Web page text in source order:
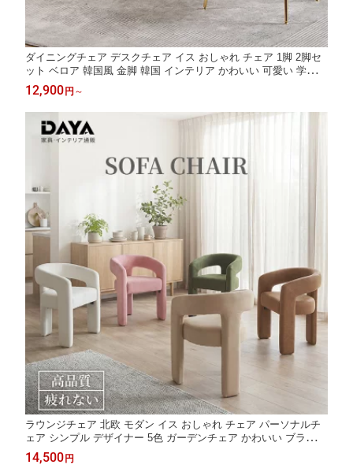
ダイニングチェア デスクチェア イス おしゃれ チェア 1脚 2脚セ
ット ベロア 韓国風 金脚 韓国 インテリア かわいい 可愛い 学習イ
ス 学習 椅子 北欧 疲れない 疲れにくい 低反発 子供 シェル ピン
ク Dayalane
12,900 円 ～
ラウンジチェア 北欧 モダン イス おしゃれ チェア パーソナルチ
ェア シンプル デザイナー 5色 ガーデンチェア かわいい ブラウン
レザー 1P 1人掛け ダイニングチェア 一人 掛け 椅子 店舗用 ソフ
ァー 一人用 肘付け ソファチェア
14,500 円